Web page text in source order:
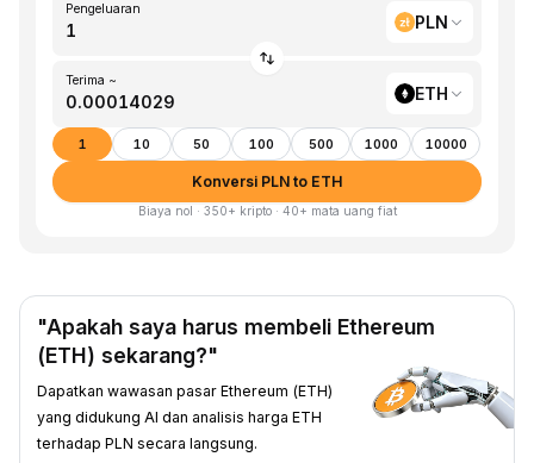
Pengeluaran
PLN
Terima ~
ETH
1 10 50 100 500 1000 10000
Konversi PLN to ETH
Biaya nol · 350+ kripto · 40+ mata uang fiat
"Apakah saya harus membeli Ethereum
(ETH) sekarang?"
Dapatkan wawasan pasar Ethereum (ETH)
yang didukung AI dan analisis harga ETH
terhadap PLN secara langsung.